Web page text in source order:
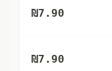
₪7.90
₪7.90